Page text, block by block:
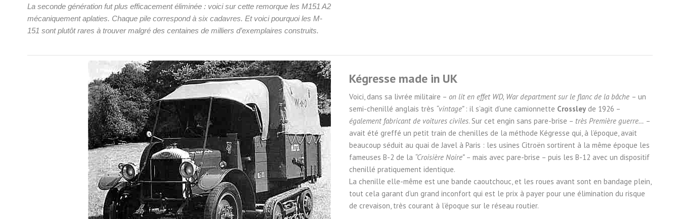
La seconde génération fut plus efficacement éliminée : voici sur cette remorque les M151 A2
mécaniquement aplaties. Chaque pile correspond à six cadavres. Et voici pourquoi les M-
151 sont plutôt rares à trouver malgré des centaines de milliers d’exemplaires construits.
Kégresse made in UK
Voici, dans sa livrée militaire – on lit en effet WD, War department sur le flanc de la bâche – un
semi-chenillé anglais très “vintage” : il s’agit d’une camionnette Crossley de 1926 –
également fabricant de voitures civiles. Sur cet engin sans pare-brise – très Première guerre… –
avait été greffé un petit train de chenilles de la méthode Kégresse qui, à l’époque, avait
beaucoup séduit au quai de Javel à Paris : les usines Citroën sortirent à la même époque les
fameuses B-2 de la “Croisière Noire”– mais avec pare-brise – puis les B-12 avec un dispositif
chenillé pratiquement identique.
La chenille elle-même est une bande caoutchouc, et les roues avant sont en bandage plein,
tout cela garant d’un grand inconfort qui est le prix à payer pour une élimination du risque
de crevaison, très courant à l’époque sur le réseau routier.